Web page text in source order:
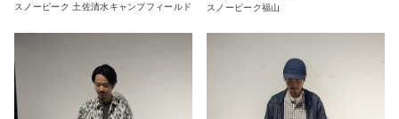
スノーピーク 土佐清水キャンプフィールド
スノーピーク福山